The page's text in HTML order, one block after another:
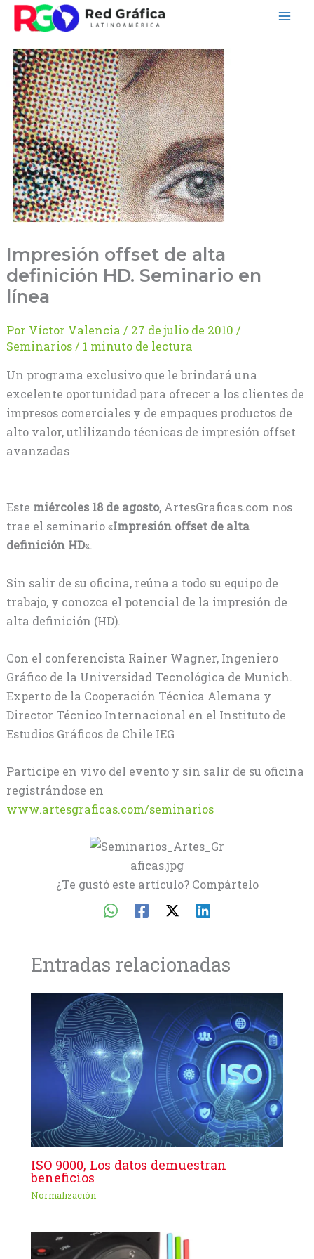
contenido
Impresión offset de alta
definición HD. Seminario en
línea
Por Víctor Valencia / 27 de julio de 2010 /
Seminarios/ 1 minuto de lectura
Un programa exclusivo que le brindará una
excelente oportunidad para ofrecer a los clientes de
impresos comerciales y de empaques productos de
alto valor, utlilizando técnicas de impresión offset
avanzadas
Este miércoles 18 de agosto, ArtesGraficas.com nos
trae el seminario «Impresión offset de alta
definición HD«.
Sin salir de su oficina, reúna a todo su equipo de
trabajo, y conozca el potencial de la impresión de
alta definición (HD).
Con el conferencista Rainer Wagner, Ingeniero
Gráfico de la Universidad Tecnológica de Munich.
Experto de la Cooperación Técnica Alemana y
Director Técnico Internacional en el Instituto de
Estudios Gráficos de Chile IEG
Participe en vivo del evento y sin salir de su oficina
registrándose en
www.artesgraficas.com/seminarios
¿Te gustó este artículo? Compártelo
Entradas relacionadas
ISO 9000, Los datos demuestran
beneficios
Normalización